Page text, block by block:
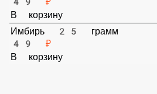
Васаби 25 грамм
49 ₽
В корзину
Имбирь 25 грамм